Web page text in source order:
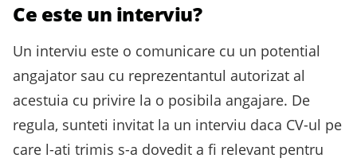
Ce este un interviu?
Un interviu este o comunicare cu un potential
angajator sau cu reprezentantul autorizat al
acestuia cu privire la o posibila angajare. De
regula, sunteti invitat la un interviu daca CV-ul pe
care l-ati trimis s-a dovedit a fi relevant pentru